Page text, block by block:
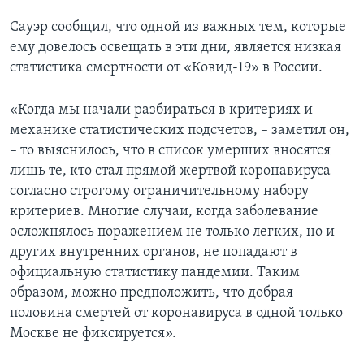
Сауэр сообщил, что одной из важных тем, которые
ему довелось освещать в эти дни, является низкая
статистика смертности от «Ковид-19» в России.
«Когда мы начали разбираться в критериях и
механике статистических подсчетов, – заметил он,
– то выяснилось, что в список умерших вносятся
лишь те, кто стал прямой жертвой коронавируса
согласно строгому ограничительному набору
критериев. Многие случаи, когда заболевание
осложнялось поражением не только легких, но и
других внутренних органов, не попадают в
официальную статистику пандемии. Таким
образом, можно предположить, что добрая
половина смертей от коронавируса в одной только
Москве не фиксируется».